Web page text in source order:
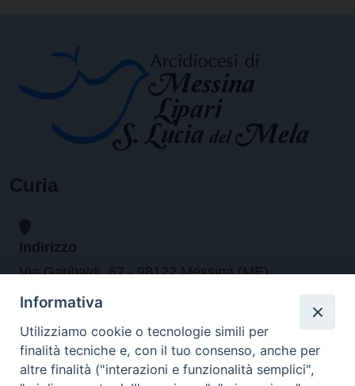
Curia
Indirizzo
Via Garibaldi, 67 - 98122 Messina (ME)
Orari
da lunedi al venerdi dalle ore 9.30 alle 12.30
Informativa
Utilizziamo cookie o tecnologie simili per
finalità tecniche e, con il tuo consenso, anche per
altre finalità ("interazioni e funzionalità semplici",